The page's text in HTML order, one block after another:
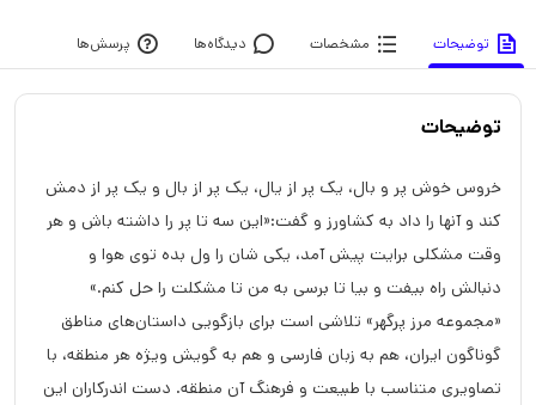
توضیحات مشخصات دیدگاه‌ها پرسش‌ها
توضیحات
خروس خوش پر و بال، یک پر از یال، یک پر از بال و یک پر از دمش
کند و آنها را داد به کشاورز و گفت:«این سه تا پر را داشته باش و هر
وقت مشکلی برایت پیش آمد، یکی شان را ول بده توی هوا و
دنبالش راه بیفت و بیا تا برسی به من تا مشکلت را حل کنم.»
«مجموعه مرز پرگهر» تلاشی است برای بازگویی داستان‌های ‏مناطق
گوناگون ایران، هم به زبان فارسی و هم به ‏گویش ویژه هر منطقه، با
تصاویری متناسب با طبیعت و ‏فرهنگ آن منطقه. دست اندرکاران این